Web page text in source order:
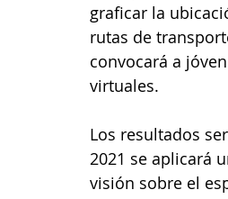
graficar la
rutas de
convocará a
virtuales.
Los resultados
2021 se aplicará
visión sobre el